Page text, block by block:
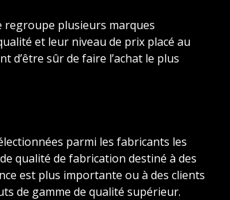
regroupe plusieurs marques
et leur niveau de prix placé au
d’être sûr de faire l’achat le plus
parmi les fabricants les
qualité de fabrication destiné à des
est plus importante ou à des clients
de gamme de qualité supérieur.